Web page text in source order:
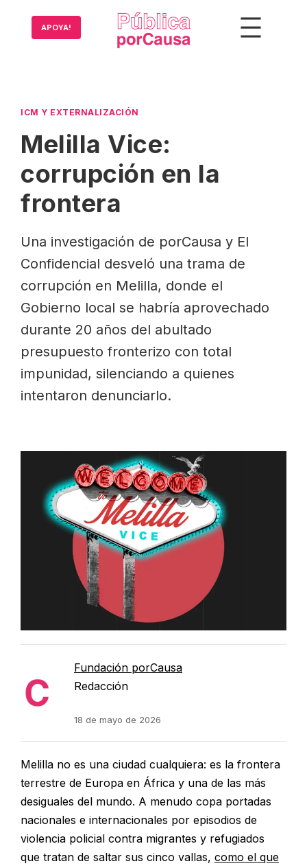
APOYA!
ICM Y EXTERNALIZACIÓN
Melilla Vice:
corrupción en la
frontera
Una investigación de porCausa y El
Confidencial desveló una trama de
corrupción en Melilla, donde el
Gobierno local se habría aprovechado
durante 20 años del abultado
presupuesto fronterizo con total
impunidad, silenciando a quienes
intentaron denunciarlo.
Fundación porCausa
Redacción
18 de mayo de 2026
Melilla no es una ciudad cualquiera: es la frontera
terrestre de Europa en África y una de las más
desiguales del mundo. A menudo copa portadas
nacionales e internacionales por episodios de
violencia policial contra migrantes y refugiados
que tratan de saltar sus cinco vallas, como el que